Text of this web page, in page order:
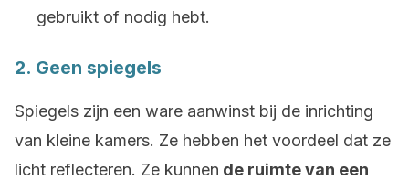
gebruikt of nodig hebt.
2. Geen spiegels
Spiegels zijn een ware aanwinst bij de inrichting
van kleine kamers. Ze hebben het voordeel dat ze
licht reflecteren. Ze kunnen de ruimte van een